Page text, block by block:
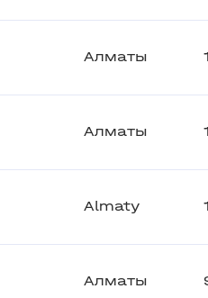
Алматы
Алматы
Almaty
Алматы